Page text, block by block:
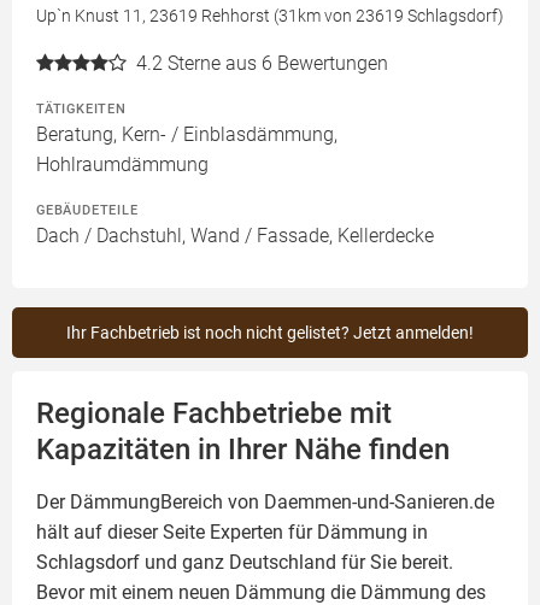
Up`n Knust 11, 23619 Rehhorst (31km von 23619 Schlagsdorf)
4.2 Sterne aus 6 Bewertungen
TÄTIGKEITEN
Beratung, Kern- / Einblasdämmung,
Hohlraumdämmung
GEBÄUDETEILE
Dach / Dachstuhl, Wand / Fassade, Kellerdecke
Ihr Fachbetrieb ist noch nicht gelistet? Jetzt anmelden!
Regionale Fachbetriebe mit
Kapazitäten in Ihrer Nähe finden
Der DämmungBereich von Daemmen-und-Sanieren.de
hält auf dieser Seite Experten für Dämmung in
Schlagsdorf und ganz Deutschland für Sie bereit.
Bevor mit einem neuen Dämmung die Dämmung des